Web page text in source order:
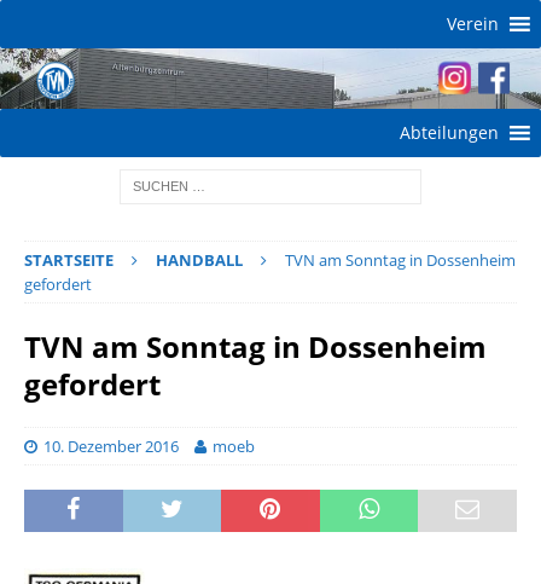
Verein
Abteilungen
STARTSEITE HANDBALL
TVN am Sonntag in Dossenheim
gefordert
TVN am Sonntag in Dossenheim
gefordert
10. Dezember 2016 moeb